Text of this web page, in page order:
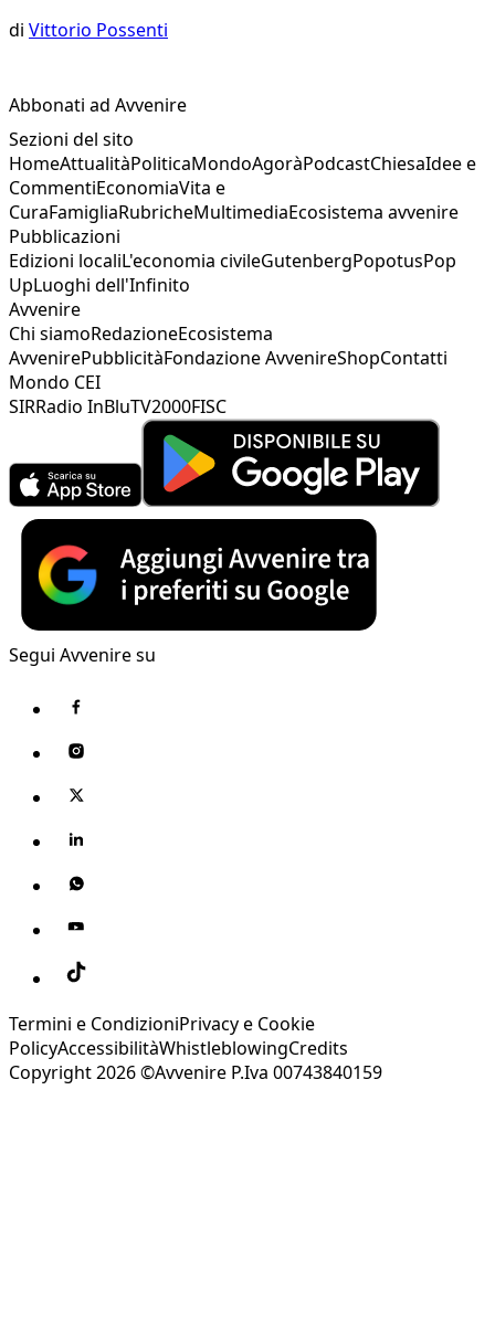
di Vittorio Possenti
Abbonati ad Avvenire
Sezioni del sito
HomeAttualitàPoliticaMondoAgoràPodcastChiesaIdee e
CommentiEconomiaVita e
CuraFamigliaRubricheMultimediaEcosistema avvenire
Pubblicazioni
Edizioni localiL'economia civileGutenbergPopotusPop
UpLuoghi dell'Infinito
Avvenire
Chi siamoRedazioneEcosistema
AvvenirePubblicitàFondazione AvvenireShopContatti
Mondo CEI
SIRRadio InBluTV2000FISC
Segui Avvenire su
Termini e CondizioniPrivacy e Cookie
PolicyAccessibilitàWhistleblowingCredits
Copyright 2026 ©Avvenire P.Iva 00743840159